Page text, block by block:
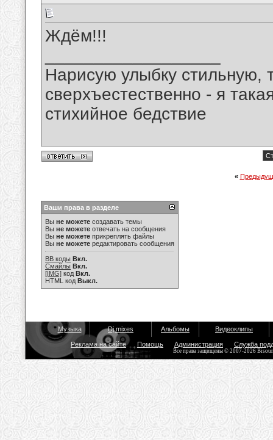
Ждём!!!
Нарисую улыбку стильную,
сверхъестественно - я
стихийное бедствие
«
Ваши права в разделе
Вы не можете создавать темы
Вы не можете отвечать на сообщения
Вы не можете прикреплять файлы
Вы не можете редактировать сообщения
BB коды Вкл.
Смайлы Вкл.
[IMG] код Вкл.
HTML код Выкл.
Музыка Dj mixes Альбомы Видеоклипы
Реклама на сайте Помощь Администрация Служба
Все права защищены © 2007-2026